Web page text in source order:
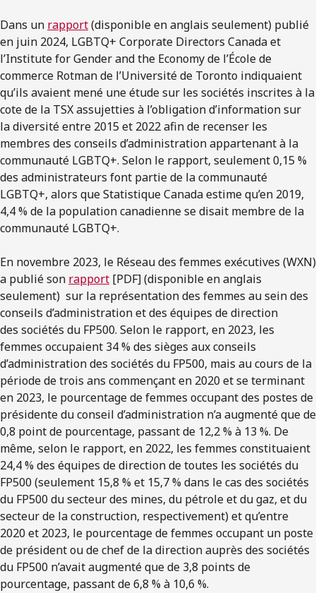
Dans un rapport(disponible en anglais seulement) publié
en juin 2024, LGBTQ+ Corporate Directors Canada et
l’Institute for Gender and the Economy de l’École de
commerce Rotman de l’Université de Toronto indiquaient
qu’ils avaient mené une étude sur les sociétés inscrites à la
cote de la TSX assujetties à l’obligation d’information sur
la diversité entre 2015 et 2022 afin de recenser les
membres des conseils d’administration appartenant à la
communauté LGBTQ+. Selon le rapport, seulement 0,15 %
des administrateurs font partie de la communauté
LGBTQ+, alors que Statistique Canada estime qu’en 2019,
4,4 % de la population canadienne se disait membre de la
communauté LGBTQ+.
En novembre 2023, le Réseau des femmes exécutives (WXN)
a publié son rapport [PDF] (disponible en anglais
seulement) sur la représentation des femmes au sein des
conseils d’administration et des équipes de direction
des sociétés du FP500. Selon le rapport, en 2023, les
femmes occupaient 34 % des sièges aux conseils
d’administration des sociétés du FP500, mais au cours de la
période de trois ans commençant en 2020 et se terminant
en 2023, le pourcentage de femmes occupant des postes de
présidente du conseil d’administration n’a augmenté que de
0,8 point de pourcentage, passant de 12,2 % à 13 %. De
même, selon le rapport, en 2022, les femmes constituaient
24,4 % des équipes de direction de toutes les sociétés du
FP500 (seulement 15,8 % et 15,7 % dans le cas des sociétés
du FP500 du secteur des mines, du pétrole et du gaz, et du
secteur de la construction, respectivement) et qu’entre
2020 et 2023, le pourcentage de femmes occupant un poste
de président ou de chef de la direction auprès des sociétés
du FP500 n’avait augmenté que de 3,8 points de
pourcentage, passant de 6,8 % à 10,6 %.